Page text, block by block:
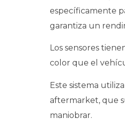
específicamente
garantiza un
Los sensores
color que el
Este sistema
aftermarket, que
maniobrar.